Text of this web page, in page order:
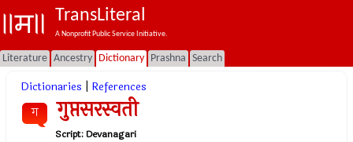
TransLiteral
A Nonprofit Public Service Initiative.
Literature Ancestry Dictionary Prashna Search
Dictionaries References
ग गुप्तसरस्वती
Script:Devanagari